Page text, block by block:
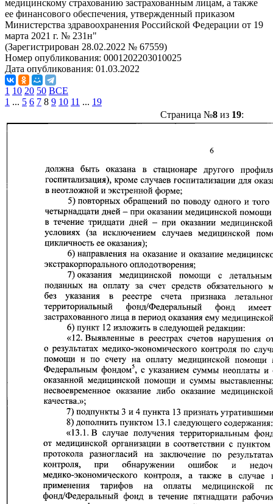
медицинскому страхованию застрахованным лицам, а также
ее финансового обеспечения, утвержденный приказом
Министерства здравоохранения Российской Федерации от 19
марта 2021 г. № 231н"
(Зарегистрирован 28.02.2022 № 67559)
Номер опубликования: 0001202203010025
Дата опубликования: 01.03.2022
1 10 20 50 ВСЕ
1 ... 5 6 7 8 9 10 11 ... 19
Страница №8из 19: